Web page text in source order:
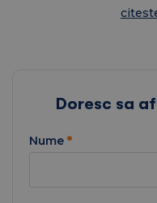
Doresc sa
Nume *